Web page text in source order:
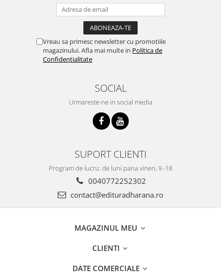
Vreau sa primesc newsletter cu promotiile
magazinului. Afla mai multe in Politica de
Confidentialitate
SOCIAL
Urmareste-ne in social media
SUPORT CLIENTI
Program de lucru: de luni pana vineri, 9 -18
0040772252302
contact@edituradharana.ro
MAGAZINUL MEU
CLIENTI
DATE COMERCIALE